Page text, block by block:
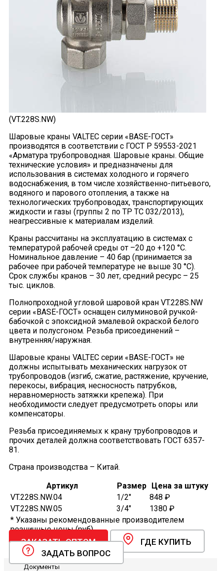
(VT.228S.NW)
Шаровые краны VALTEC серии «BASE-ГОСТ»
производятся в соответствии с ГОСТ Р 59553-2021
«Арматура трубопроводная. Шаровые краны. Общие
технические условия» и предназначены для
использования в системах холодного и горячего
водоснабжения, в том числе хозяйственно-питьевого,
водяного и парового отопления, а также на
технологических трубопроводах, транспортирующих
жидкости и газы (группы 2 по ТР ТС 032/2013),
неагрессивные к материалам изделий.
Краны рассчитаны на эксплуатацию в системах с
температурой рабочей среды от –20 до +120 °С.
Номинальное давление – 40 бар (принимается за
рабочее при рабочей температуре не выше 30 °С).
Срок службы кранов – 30 лет, средний ресурс – 25
тыс. циклов.
Полнопроходной угловой шаровой кран VT.228S.NW
серии «BASE-ГОСТ» оснащен силуминовой ручкой-
бабочкой с эпоксидной эмалевой окраской белого
цвета и полусгоном. Резьба присоединений –
внутренняя/наружная.
Шаровые краны VALTEC серии «BASE-ГОСТ» не
должны испытывать механических нагрузок от
трубопроводов (изгиб, сжатие, растяжение, кручение,
перекосы, вибрация, несносность патрубков,
неравномерность затяжки крепежа). При
необходимости следует предусмотреть опоры или
компенсаторы.
Резьба присоединяемых к крану трубопроводов и
прочих деталей должна соответствовать ГОСТ 6357-
81.
Страна производства – Китай.
Артикул
Размер Цена за штуку
VT.228S.NW.04
1/2"
848 ₽
VT.228S.NW.05
3/4"
1380 ₽
* Указаны рекомендованные производителем
розничные цены (руб).
ЗАКАЗАТЬ ОПТОМ
ГДЕ КУПИТЬ
ЗАДАТЬ ВОПРОС
Документы